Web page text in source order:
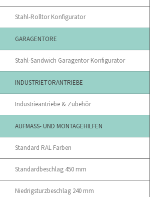
Stahl-Rolltor Konfigurator
GARAGENTORE
Stahl-Sandwich Garagentor Konfigurator
INDUSTRIETORANTRIEBE
Industrieantriebe & Zubehör
AUFMASS- UND MONTAGEHILFEN
Standard RAL Farben
Standardbeschlag 450 mm
Niedrigsturzbeschlag 240 mm